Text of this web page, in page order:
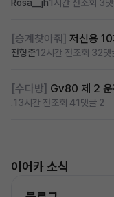
Rosa__jh1시간 전조회 3
[승계찾아줘] 저신용
전형준12시간 전조회 32댓
[수다방] Gv80 제 2 운
.13시간 전조회 41 댓글 2
이어카 소식